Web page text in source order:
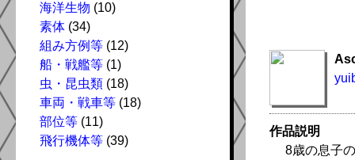
海洋生物 (10)
素体 (34)
組み方例等 (12)
船・戦艦等 (1)
虫・昆虫類 (18)
車両・戦車等 (18)
部位等 (11)
飛行機体等 (39)
作品説明
8歳の息子